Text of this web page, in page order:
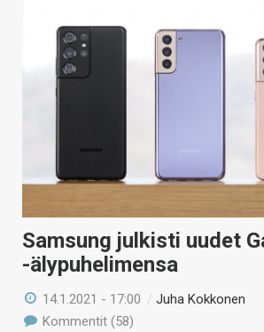
Samsung julkisti uudet
-älypuhelimensa
14.1.2021 - 17:00 /Juha Kokkonen
Kommentit (58)